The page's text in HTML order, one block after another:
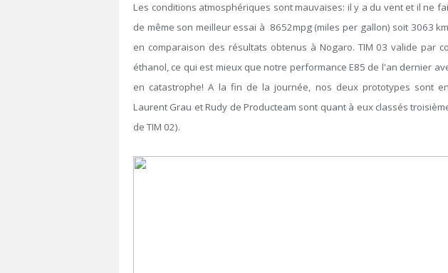
Les conditions atmosphériques sont mauvaises: il y a du vent et il ne
de même son meilleur essai à 8652mpg (miles per gallon) soit 3063
en comparaison des résultats obtenus à Nogaro. TIM 03 valide par
éthanol, ce qui est mieux que notre performance E85 de l'an dernier
en catastrophe! A la fin de la journée, nos deux prototypes sont
Laurent Grau et Rudy de Producteam sont quant à eux classés
de TIM 02).